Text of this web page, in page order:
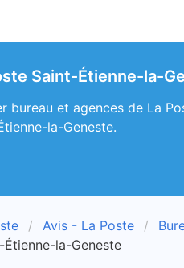
Saint-Étienne-la-
bureau et agences de La
la-Geneste.
Avis - La Poste
la-Geneste